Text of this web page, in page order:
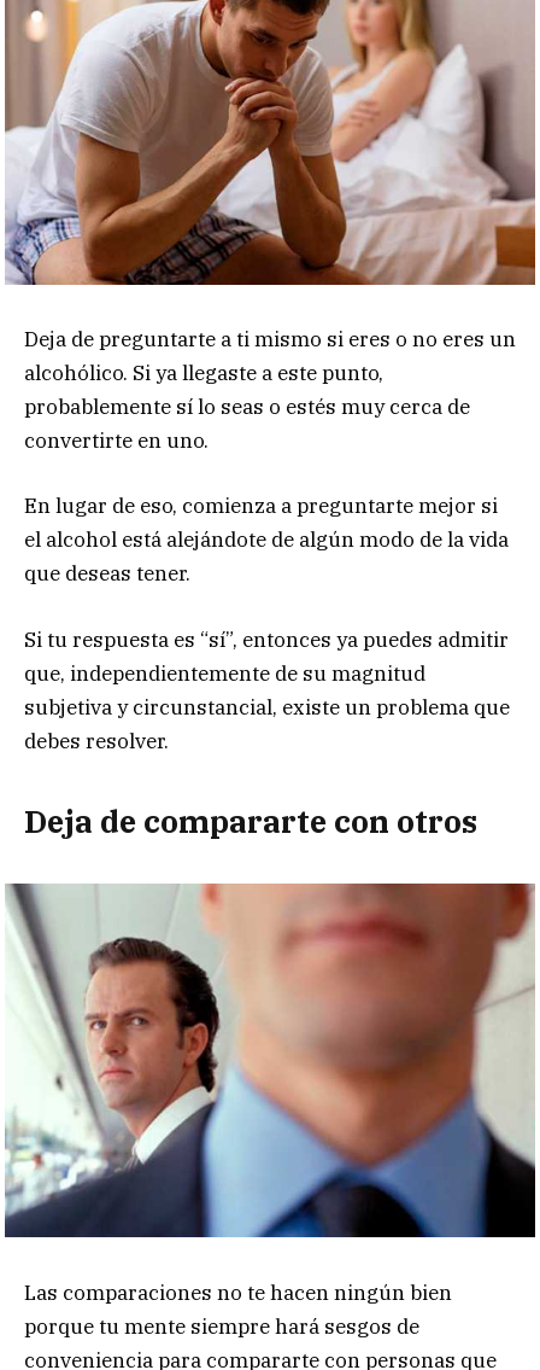
Deja de preguntarte a ti mismo si eres o no eres un
alcohólico. Si ya llegaste a este punto,
probablemente sí lo seas o estés muy cerca de
convertirte en uno.
En lugar de eso, comienza a preguntarte mejor si
el alcohol está alejándote de algún modo de la vida
que deseas tener.
Si tu respuesta es “sí”, entonces ya puedes admitir
que, independientemente de su magnitud
subjetiva y circunstancial, existe un problema que
debes resolver.
Deja de compararte con otros
Las comparaciones no te hacen ningún bien
porque tu mente siempre hará sesgos de
conveniencia para compararte con personas que